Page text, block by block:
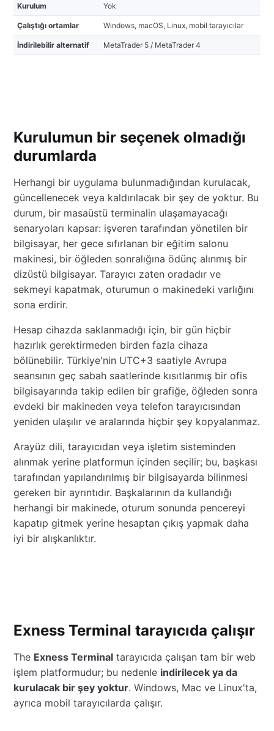
Kurulum Yok
Çalıştığı ortamlar Windows, macOS, Linux, mobil tarayıcılar
İndirilebilir alternatif MetaTrader 5 / MetaTrader 4
Kurulumun bir seçenek olmadığı
durumlarda
Herhangi bir uygulama bulunmadığından kurulacak,
güncellenecek veya kaldırılacak bir şey de yoktur. Bu
durum, bir masaüstü terminalin ulaşamayacağı
senaryoları kapsar: işveren tarafından yönetilen bir
bilgisayar, her gece sıfırlanan bir eğitim salonu
makinesi, bir öğleden sonralığına ödünç alınmış bir
dizüstü bilgisayar. Tarayıcı zaten oradadır ve
sekmeyi kapatmak, oturumun o makinedeki varlığını
sona erdirir.
Hesap cihazda saklanmadığı için, bir gün hiçbir
hazırlık gerektirmeden birden fazla cihaza
bölünebilir. Türkiye'nin UTC+3 saatiyle Avrupa
seansının geç sabah saatlerinde kısıtlanmış bir ofis
bilgisayarında takip edilen bir grafiğe, öğleden sonra
evdeki bir makineden veya telefon tarayıcısından
yeniden ulaşılır ve aralarında hiçbir şey kopyalanmaz.
Arayüz dili, tarayıcıdan veya işletim sisteminden
alınmak yerine platformun içinden seçilir; bu, başkası
tarafından yapılandırılmış bir bilgisayarda bilinmesi
gereken bir ayrıntıdır. Başkalarının da kullandığı
herhangi bir makinede, oturum sonunda pencereyi
kapatıp gitmek yerine hesaptan çıkış yapmak daha
iyi bir alışkanlıktır.
Exness Terminal tarayıcıda çalışır
The Exness Terminal tarayıcıda çalışan tam bir web
işlem platformudur; bu nedenle indirilecek ya da
kurulacak bir şey yoktur. Windows, Mac ve Linux'ta,
ayrıca mobil tarayıcılarda çalışır.